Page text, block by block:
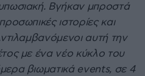
Βγήκαν μπροστά
ιστορίες και
αυτή την
με ένα νέο κύκλο του
βιωματικά events, σε 4